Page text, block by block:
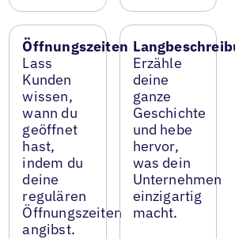
Öffnungszeiten
Lass
Kunden
wissen,
wann du
geöffnet
hast,
indem du
deine
regulären
Öffnungszeiten
angibst.
Erzähle
deine
ganze
Geschichte
und hebe
hervor,
was dein
Unternehmen
einzigartig
macht.